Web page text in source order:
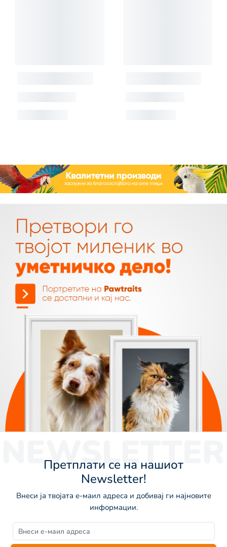
NEWSLETTER
Претплати се на нашиот
Newsletter!
Внеси ја твојата е-маил адреса и добивај ги најновите
информации.